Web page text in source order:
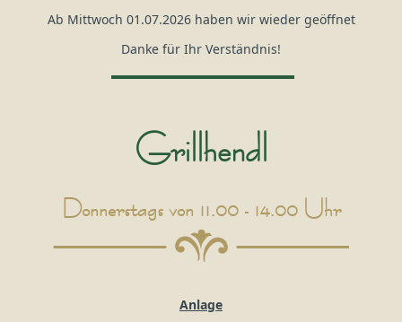
Ab Mittwoch 01.07.2026 haben wir wieder geöffnet
Danke für Ihr Verständnis!
Grillhendl
Donnerstags von 11.00 - 14.00 Uhr
Anlage